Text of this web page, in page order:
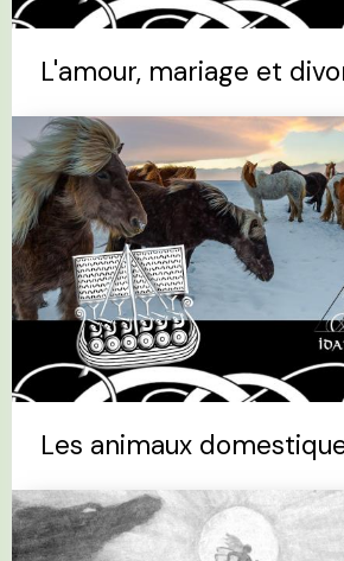
L'amour, mariage et
Les animaux